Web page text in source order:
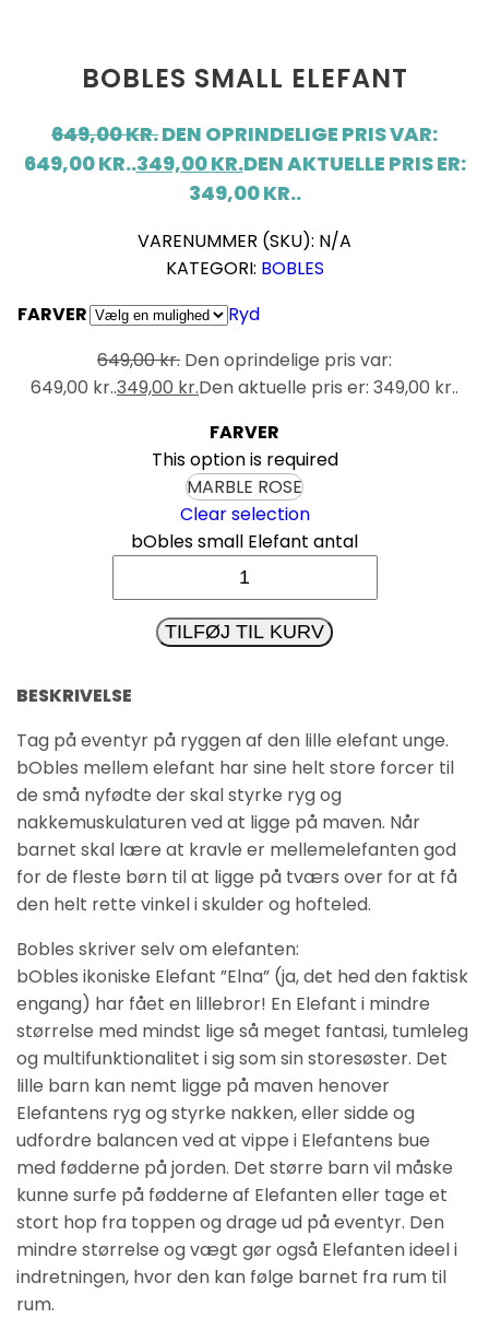
BOBLES SMALL ELEFANT
649,00KR.DEN OPRINDELIGE PRIS VAR:
649,00 KR..349,00KR.DEN AKTUELLE PRIS ER:
349,00 KR..
VARENUMMER (SKU): N/A
KATEGORI: BOBLES
FARVER
Ryd
649,00kr. Den oprindelige pris var:
649,00 kr..349,00 kr.Den aktuelle pris er: 349,00 kr..
FARVER
This option is required
MARBLE ROSE
Clear selection
bObles small Elefant antal
TILFØJ TIL KURV
BESKRIVELSE
Tag på eventyr på ryggen af den lille elefant unge.
bObles mellem elefant har sine helt store forcer til
de små nyfødte der skal styrke ryg og
nakkemuskulaturen ved at ligge på maven. Når
barnet skal lære at kravle er mellemelefanten god
for de fleste børn til at ligge på tværs over for at få
den helt rette vinkel i skulder og hofteled.
Bobles skriver selv om elefanten:
bObles ikoniske Elefant ”Elna” (ja, det hed den faktisk
engang) har fået en lillebror! En Elefant i mindre
størrelse med mindst lige så meget fantasi, tumleleg
og multifunktionalitet i sig som sin storesøster. Det
lille barn kan nemt ligge på maven henover
Elefantens ryg og styrke nakken, eller sidde og
udfordre balancen ved at vippe i Elefantens bue
med fødderne på jorden. Det større barn vil måske
kunne surfe på fødderne af Elefanten eller tage et
stort hop fra toppen og drage ud på eventyr. Den
mindre størrelse og vægt gør også Elefanten ideel i
indretningen, hvor den kan følge barnet fra rum til
rum.